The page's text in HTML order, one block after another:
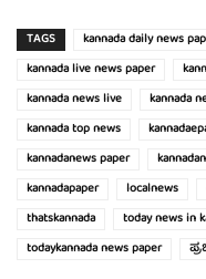
TAGS kannada daily news
kannada live news paper
kannada news live
kannada
kannada top news
kannadanews paper
kannadapaper
localnews
thatskannada
today news in
todaykannada news paper